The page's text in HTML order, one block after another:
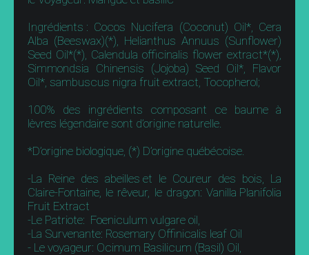
Ingrédients : Cocos Nucifera (Coconut) Oil*, Cera
Alba (Beeswax)(*), Helianthus Annuus (Sunflower)
Seed Oil*(*), Calendula officinalis flower extract*(*),
Simmondsia Chinensis (Jojoba) Seed Oil*, Flavor
Oil*, sambuscus nigra fruit extract, Tocopherol;
100% des ingrédients composant ce baume à
lèvres légendaire sont d’origine naturelle.
*D’origine biologique, (*) D’origine québécoise.
-La Reine des abeilles et le Coureur des bois, La
Claire-Fontaine, le rêveur, le dragon: Vanilla Planifolia
Fruit Extract
-Le Patriote: Foeniculum vulgare oil,
-La Survenante: Rosemary Offinicalis leaf Oil
- Le voyageur: Ocimum Basilicum (Basil) Oil,